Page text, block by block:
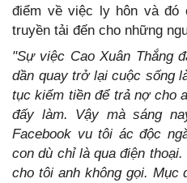
điểm về việc ly hôn và đó
truyền tải đến cho những
"Sự việc Cao Xuân Thắng
dần quay trở lại cuộc sống
tục kiếm tiền để trả nợ cho
đấy làm. Vậy mà sáng
Facebook vu tôi ác độc
con dù chỉ là qua điện
cho tôi anh không gọi. Mục